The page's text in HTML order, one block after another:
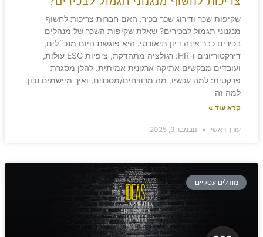
שקיפות שכר ודירוג שכר בכיר: האם חברות צריכות לחשוף
מנגנוני תגמול לבכירים? שאלת שקיפות השכר של מנהלים
בכירים כבר אינה דיון תיאורטי. היא פוגשת היום מנכ״לים,
דירקטוריונים ו-HR: רגולציה מתהדקת, ציפיות ESG עולות,
ועובדים מבקשים אתיקה ארגונית אמיתית. להלן מסגרת
פרקטית: למה עכשיו, מה מרוויחים/מסכנים, ואיך מיישמים נכון.
למה זה
קרא עוד »
עורך ראשי נובמבר 9, 2025
מודלים עסקיים